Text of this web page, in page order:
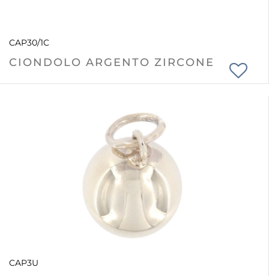
CAP30/1C
CIONDOLO ARGENTO ZIRCONE
CAP3U